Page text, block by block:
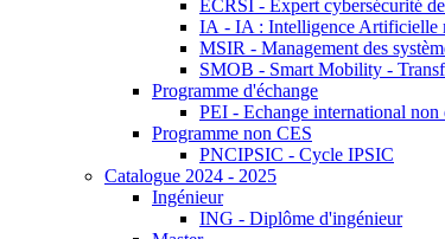
ECRSI - Expert cybersécurité
IA - IA : Intelligence Artificielle
MSIR - Management des
SMOB - Smart Mobility -
Programme d'échange
PEI - Echange international non
Programme non CES
PNCIPSIC - Cycle IPSIC
Catalogue 2024 - 2025
Ingénieur
ING - Diplôme d'ingénieur